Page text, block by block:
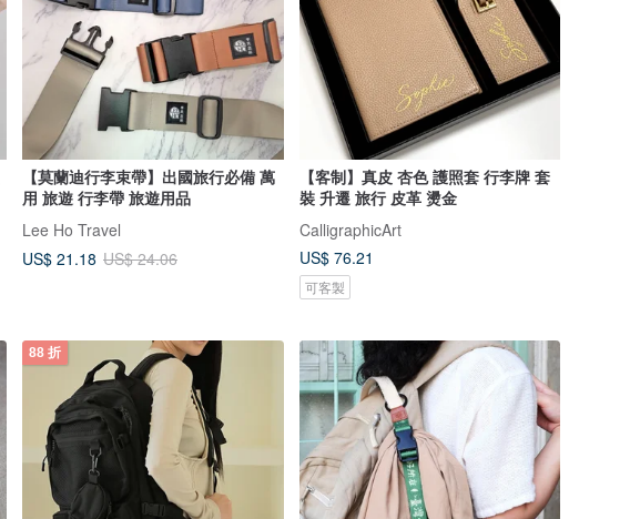
【莫蘭迪行李束帶】出國旅行必備 萬
用 旅遊 行李帶 旅遊用品
Lee Ho Travel
US$ 21.18 US$ 24.06
【客制】真皮 杏色 護照套 行李牌 套
裝 升遷 旅行 皮革 燙金
CalligraphicArt
US$ 76.21
可客製
88 折